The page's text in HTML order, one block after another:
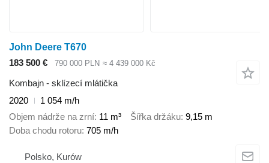
John Deere T670
183 500 €
790 000 PLN ≈ 4 439 000 Kč
Kombajn - sklízecí mlátička
2020
1 054 m/h
Objem nádrže na zrní 11 m³ Šířka držáku 9,15 m
Doba chodu rotoru 705 m/h
Polsko, Kurów